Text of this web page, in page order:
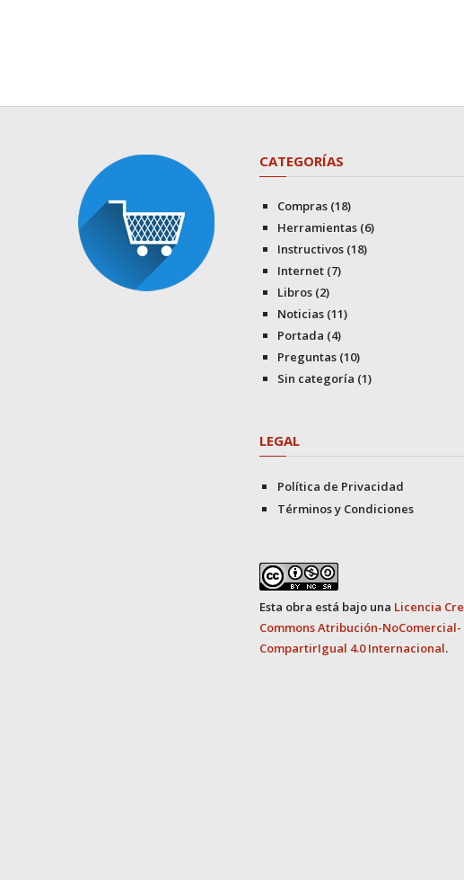
CATEGORÍAS
Compras(18)
Herramientas(6)
Instructivos(18)
Internet(7)
Libros(2)
Noticias(11)
Portada (4)
Preguntas(10)
Sin categoría (1)
LEGAL
Política de Privacidad
Términos y Condiciones
Esta obra está bajo una Licencia
Commons Atribución-NoComercial-
CompartirIgual 4.0 Internacional.